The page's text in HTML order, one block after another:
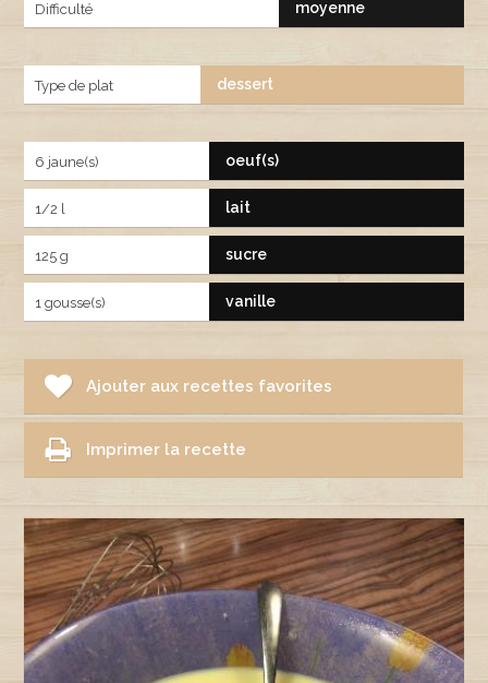
Difficulté moyenne
Type de plat dessert
6 jaune(s) oeuf(s)
1/2 l lait
125 g sucre
1 gousse(s) vanille
Ajouter aux recettes favorites
Imprimer la recette